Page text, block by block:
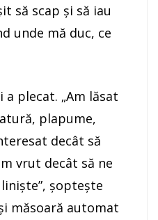
să scap şi să iau
unde mă duc, ce
plecat. „Am lăsat
plapume,
decât să
vrut decât să ne
şopteşte
măsoară automat